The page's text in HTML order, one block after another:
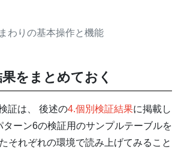
わりの基本操作と機能
をまとめておく
証は、 後述の4.個別検証結果に掲載し
ターン6の検証用のサンプルテーブルを
それぞれの環境で読み上げてみること